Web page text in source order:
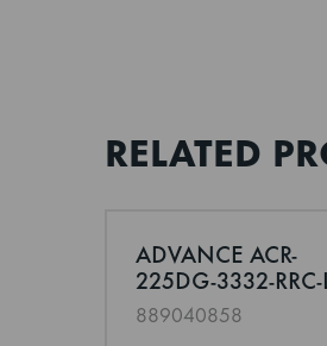
RELATED
ADVANCE ACR-
225DG-3332-RRC-
Kylbänk med 4
sektioner
889040858
Läs mer om